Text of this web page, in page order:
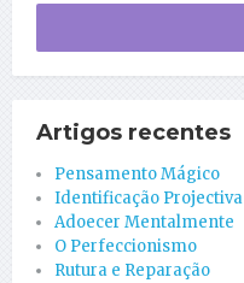
Artigos recentes
Pensamento Mágico
Identificação Projectiva
Adoecer Mentalmente
O Perfeccionismo
Rutura e Reparação